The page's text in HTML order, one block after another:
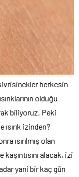
herkesin
olduğu
biliyoruz. Peki
ısırık izinden?
ısırılmış olan
alacak, izi
yani bir kaç gün